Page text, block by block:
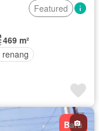
Featured
469 m²
renang
Baru